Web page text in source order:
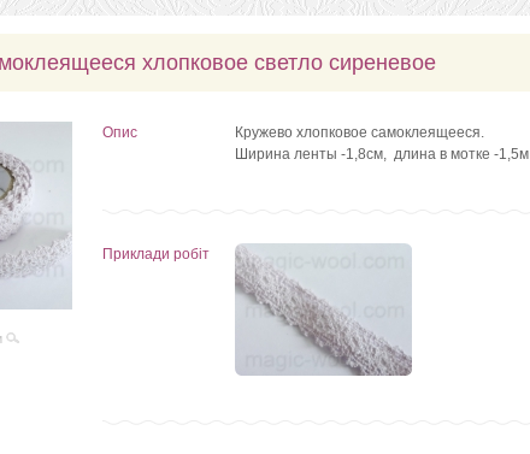
хлопковое светло сиреневое
Опис
Кружево хлопковое самоклеящееся.
Ширина ленты -1,8см, длина в мотке -1,5м
Приклади робіт